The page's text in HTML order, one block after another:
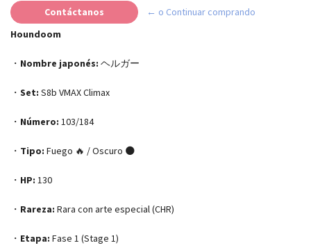
Contáctanos
← o Continuar comprando
Houndoom
・ Nombre japonés: ヘルガー
・ Set: S8b VMAX Climax
・ Número: 103/184
・ Tipo: Fuego 🔥 / Oscuro 🌑
・ HP: 130
・ Rareza: Rara con arte especial (CHR)
・ Etapa: Fase 1 (Stage 1)